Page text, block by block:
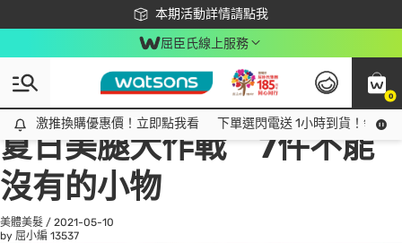
本期活動詳情請點我
下載app最高回饋$350
屈臣氏線上服務
0
激推換購優惠價！立即點我看
激推換購優惠價！立即點我看 下單選閃電送 1小時到貨！領神
All
話題趨勢
夏日美腿大作戰 7件不能
沒有的小物
美體美髮 / 2021-05-10
by 屈小編 13537